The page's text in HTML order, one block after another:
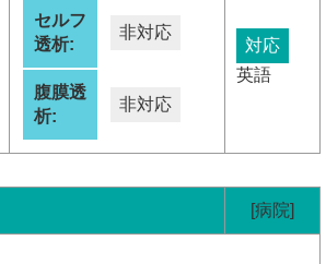
セルフ
透析:
非対応
腹膜透
析:
非対応
対応
英語
[病院]